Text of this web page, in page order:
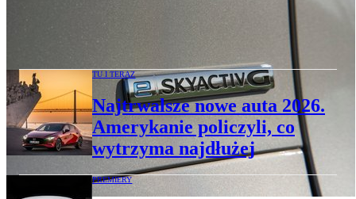
Poszukiwany silnik Mazdy 2.5 e-Skyactiv
G – teraz w wyraźnie niższej cenie
TU I TERAZ
Najtrwalsze nowe auta 2026.
Amerykanie policzyli, co
wytrzyma najdłużej
PREMIERY